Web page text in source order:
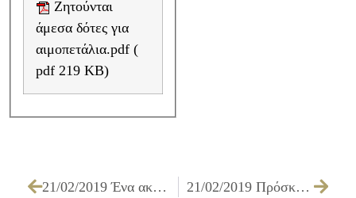
άμεσα δότες για
αιμοπετάλια.pdf (
pdf 219 KB)
21/02/2019 Ένα ακόμα «Πράσινο» Βραβείο κατέκτησε ο Δήμος Ιλίου 21/02/2019 Πρόσκληση εκδήλωσης ενδιαφέροντος για συμμετοχή στην έκθεση Βιβλίου που διοργανώνει ο Δήμος Ιλίου